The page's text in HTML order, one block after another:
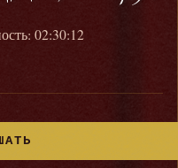
02:30:12